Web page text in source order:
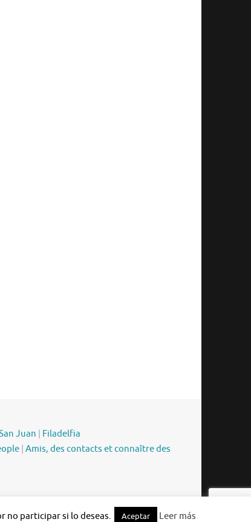
Juan
Filadelfia
Amis, des contacts et connaître des
Tempera&WordPress.
no participar si lo deseas. Aceptar Leer más